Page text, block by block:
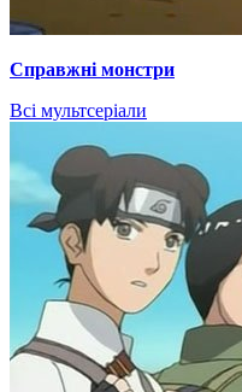
Справжні монстри
Всі мультсеріали